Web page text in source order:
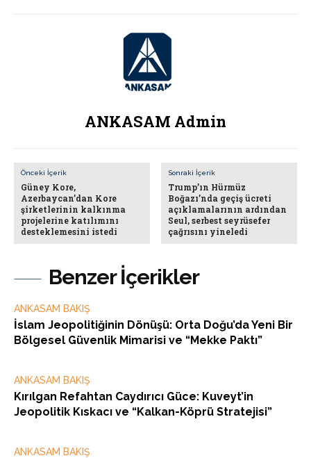
Benzer İçerikler
ANKASAM BAKIŞ
İslam Jeopolitiğinin Dönüşü: Orta Doğu’da Yeni Bir
Bölgesel Güvenlik Mimarisi ve “Mekke Paktı”
ANKASAM BAKIŞ
Kırılgan Refahtan Caydırıcı Güce: Kuveyt’in
Jeopolitik Kıskacı ve “Kalkan-Köprü Stratejisi”
ANKASAM BAKIŞ
ANKASAM Admin
Önceki İçerik
Güney Kore,
Azerbaycan’dan Kore
şirketlerinin kalkınma
projelerine katılımını
desteklemesini istedi
Sonraki İçerik
Trump’ın Hürmüz
Boğazı’nda geçiş ücreti
açıklamalarının ardından
Seul, serbest seyrüsefer
çağrısını yineledi